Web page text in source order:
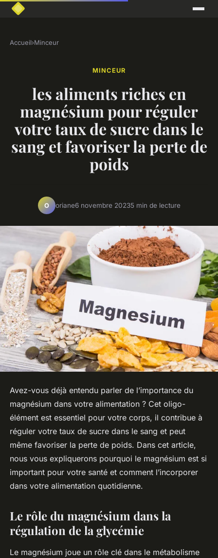
Accueil›Minceur
MINCEUR
les aliments riches en
magnésium pour réguler
votre taux de sucre dans le
sang et favoriser la perte de
poids
O oriane6 novembre 20235 min de lecture
Avez-vous déjà entendu parler de l’importance du
magnésium dans votre alimentation ? Cet oligo-
élément est essentiel pour votre corps, il contribue à
réguler votre taux de sucre dans le sang et peut
même favoriser la perte de poids. Dans cet article,
nous vous expliquerons pourquoi le magnésium est si
important pour votre santé et comment l’incorporer
dans votre alimentation quotidienne.
Le rôle du magnésium dans la
régulation de la glycémie
Le magnésium joue un rôle clé dans le métabolisme